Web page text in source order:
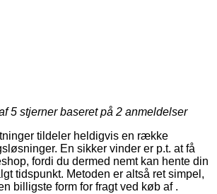
5 stjerner baseret på 2 anmeldelser
tildeler heldigvis en række
En sikker vinder er p.t. at få
fordi du dermed nemt kan hente din
tidspunkt. Metoden er altså ret simpel,
billigste form for fragt ved køb af .